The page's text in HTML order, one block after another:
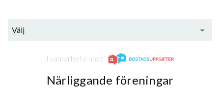
Välj
I samarbete med
Närliggande föreningar